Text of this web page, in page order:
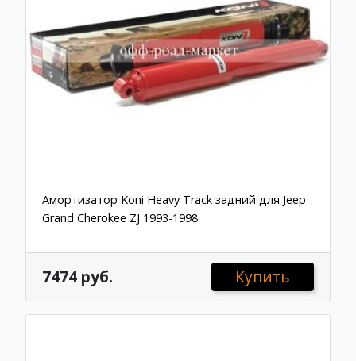
Амортизатор Koni Heavy Track задний для Jeep
Grand Cherokee ZJ 1993-1998
7474 руб. Купить